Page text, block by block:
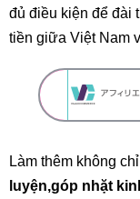
đủ điều kiện để đài
tiền giữa Việt Nam
Làm thêm không
luyện,góp nhặt